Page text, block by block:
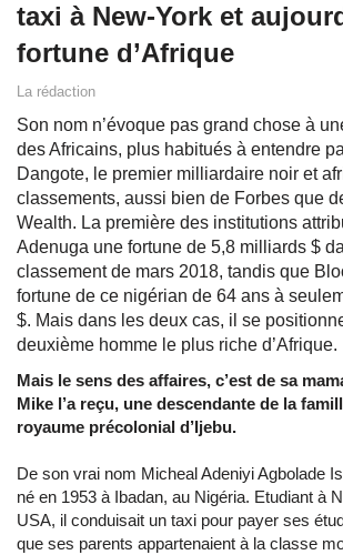
taxi à New-York et
fortune d’Afrique
La rédaction
Son nom n’évoque pas grand chose à
des Africains, plus habitués à entendre
Dangote, le premier milliardaire noir et
classements, aussi bien de Forbes que
Wealth. La première des institutions
Adenuga une fortune de 5,8 milliards $
classement de mars 2018, tandis que
fortune de ce nigérian de 64 ans à
$. Mais dans les deux cas, il se
deuxième homme le plus riche d’Afrique.
Mais le sens des affaires, c’est de sa
Mike l’a reçu, une descendante de la
royaume précolonial d’Ijebu.
De son vrai nom Micheal Adeniyi Agbolade
né en 1953 à Ibadan, au Nigéria. Etudiant à
USA, il conduisait un taxi pour payer ses
que ses parents appartenaient à la classe